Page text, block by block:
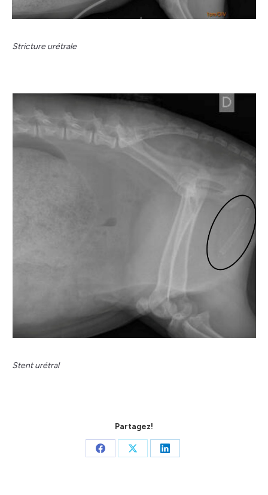
Stricture urétrale
Stent urétral
Partagez!
Share
Share
Share